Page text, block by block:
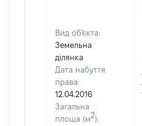
Вид об'єкта:
Земельна
ділянка
Дата набуття
права:
12.04.2016
Загальна
площа (м2):